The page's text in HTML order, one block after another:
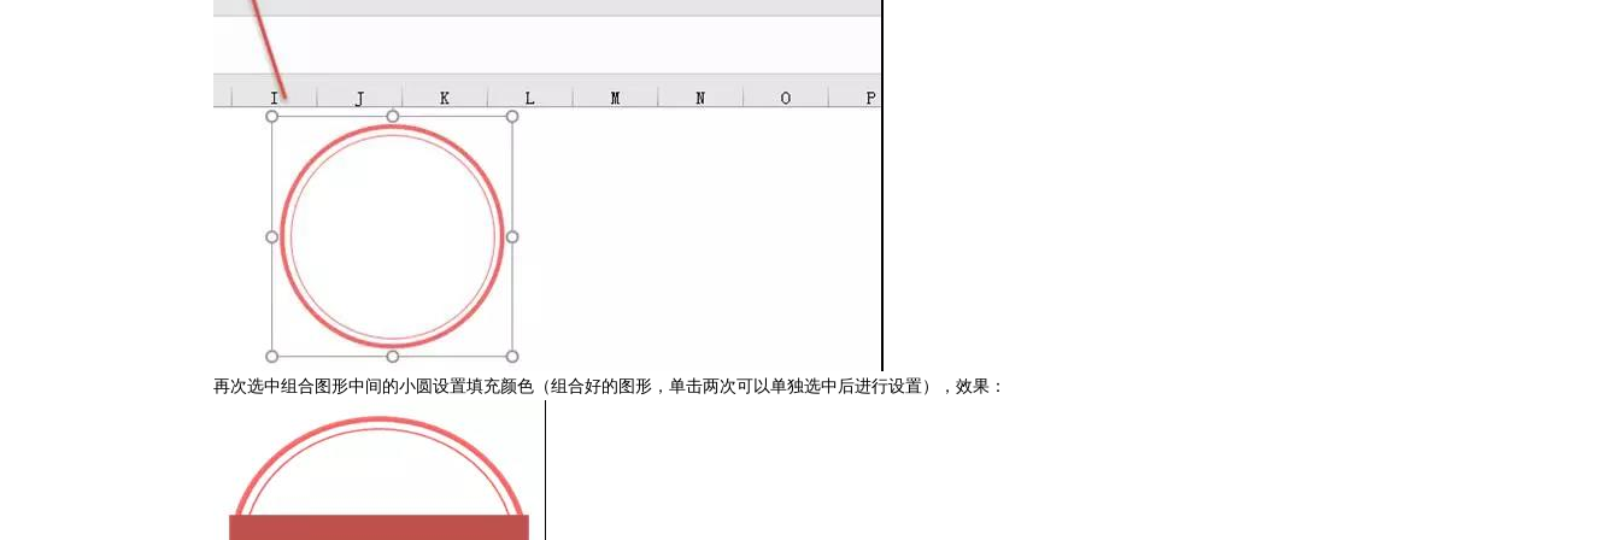
再次选中组合图形中间的小圆设置填充颜色（组合好的图形，单击两次可以单独选中后进行设置），效果：